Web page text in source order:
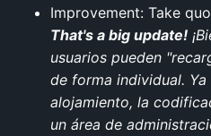
Improvement: Take
That's a big update!
usuarios pueden
de forma individual.
alojamiento, la
un área de